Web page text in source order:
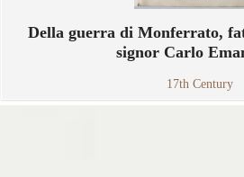
Della guerra di Monferrato,
signor Carlo
17th Century